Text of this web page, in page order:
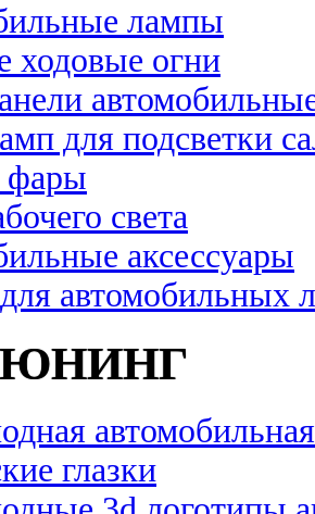
лампы
ходовые огни
для подсветки
фары
света
аксессуары
автомобильных
глазки